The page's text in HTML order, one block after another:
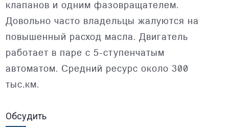
клапанов и одним фазовращателем.
Довольно часто владельцы жалуются на
повышенный расход масла. Двигатель
работает в паре с 5-ступенчатым
автоматом. Средний ресурс около 300
тыс.км.
Обсудить